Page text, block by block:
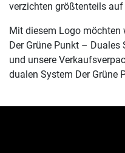
verzichten größtenteils
Mit diesem Logo möchten
Der Grüne Punkt –
und unsere
dualen System Der Grüne